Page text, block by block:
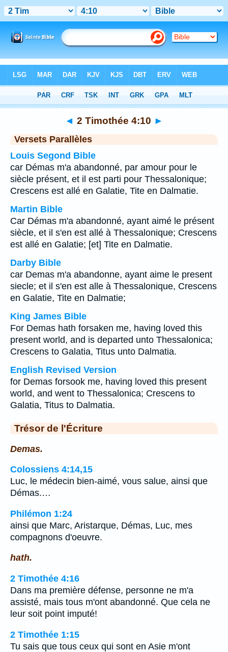
Chapitre 4 > Verset 10
◄ 2 Timothée 4:10 ►
Versets Parallèles
Louis Segond Bible
car Démas m'a abandonné, par amour pour le
siècle présent, et il est parti pour Thessalonique;
Crescens est allé en Galatie, Tite en Dalmatie.
Martin Bible
Car Démas m'a abandonné, ayant aimé le présent
siècle, et il s'en est allé à Thessalonique; Crescens
est allé en Galatie; [et] Tite en Dalmatie.
Darby Bible
car Demas m'a abandonne, ayant aime le present
siecle; et il s'en est alle à Thessalonique, Crescens
en Galatie, Tite en Dalmatie;
King James Bible
For Demas hath forsaken me, having loved this
present world, and is departed unto Thessalonica;
Crescens to Galatia, Titus unto Dalmatia.
English Revised Version
for Demas forsook me, having loved this present
world, and went to Thessalonica; Crescens to
Galatia, Titus to Dalmatia.
Trésor de l'Écriture
Demas.
Colossiens 4:14,15
Luc, le médecin bien-aimé, vous salue, ainsi que
Démas.…
Philémon 1:24
ainsi que Marc, Aristarque, Démas, Luc, mes
compagnons d'oeuvre.
hath.
2 Timothée 4:16
Dans ma première défense, personne ne m'a
assisté, mais tous m'ont abandonné. Que cela ne
leur soit point imputé!
2 Timothée 1:15
Tu sais que tous ceux qui sont en Asie m'ont